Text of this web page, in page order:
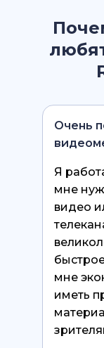
Очень
Я
мне
видео
мне
иметь